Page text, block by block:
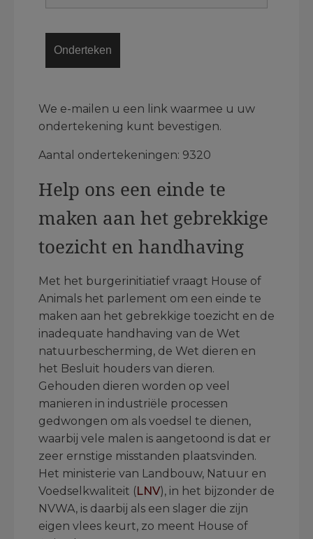
We e-mailen u een link waarmee u uw
ondertekening kunt bevestigen.
Aantal ondertekeningen: 9320
Help ons een einde te
maken aan het gebrekkige
toezicht en handhaving
Met het burgerinitiatief vraagt House of
Animals het parlement om een einde te
maken aan het gebrekkige toezicht en de
inadequate handhaving van de Wet
natuurbescherming, de Wet dieren en
het Besluit houders van dieren.
Gehouden dieren worden op veel
manieren in industriële processen
gedwongen om als voedsel te dienen,
waarbij vele malen is aangetoond is dat er
zeer ernstige misstanden plaatsvinden.
Het ministerie van Landbouw, Natuur en
Voedselkwaliteit (LNV), in het bijzonder de
NVWA, is daarbij als een slager die zijn
eigen vlees keurt, zo meent House of